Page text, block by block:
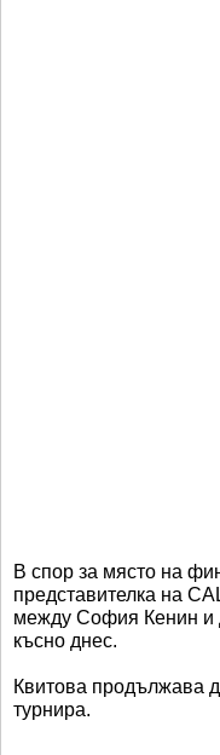
В спор за място на
представителка на
между София Кенин и
късно днес.
Квитова продължава
турнира.